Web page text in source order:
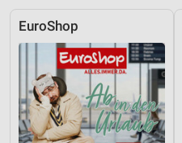
EuroShop